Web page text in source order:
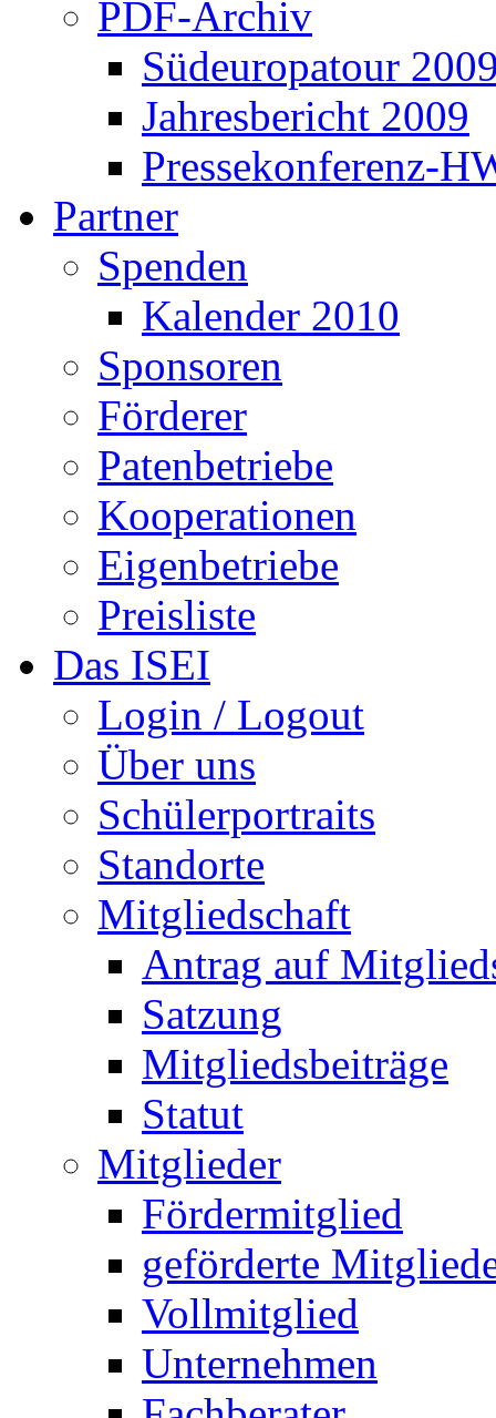
PDF-Archiv
Südeuropatour
Jahresbericht 2009
Pressekonferenz-
Partner
Spenden
Kalender 2010
Sponsoren
Förderer
Patenbetriebe
Kooperationen
Eigenbetriebe
Preisliste
Das ISEI
Login / Logout
Über uns
Schülerportraits
Standorte
Mitgliedschaft
Antrag auf
Satzung
Mitgliedsbeiträge
Statut
Mitglieder
Fördermitglied
geförderte
Vollmitglied
Unternehmen